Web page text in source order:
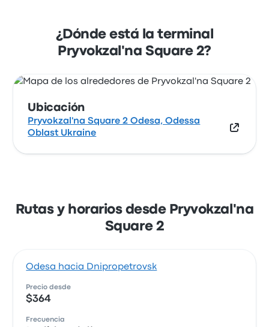
Ukraine. Revisa la ubicación de esta parada
de autobús de Odesa en un mapa.
¿Dónde está la terminal
Pryvokzal'na Square 2?
Ubicación
Pryvokzal'na Square 2 Odesa, Odessa
Oblast Ukraine
Rutas y horarios desde Pryvokzal'na
Square 2
Odesa hacia Dnipropetrovsk
Precio desde
$364
Frecuencia